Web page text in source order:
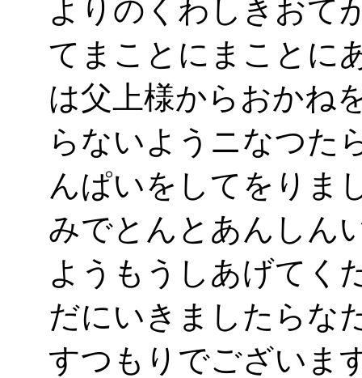
よりのくわしきおて
てまことにまこと
は父上様からおかね
らないようニなつた
んぱいをしてをりま
みでとんとあんしん
ようもうしあげて
だにいきましたらな
すつもりでござい